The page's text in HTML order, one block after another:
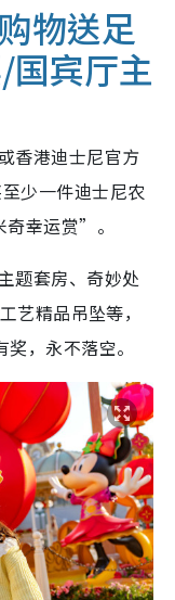
物送足
宾厅主
香港迪士尼官方
少一件迪士尼农
幸运赏”。
题套房、奇妙处
艺精品吊坠等，
，永不落空。